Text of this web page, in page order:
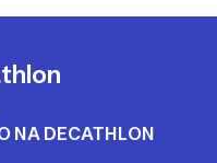
NA DECATHLON